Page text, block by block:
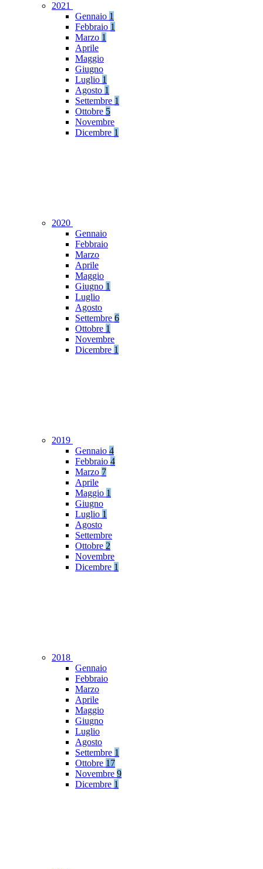
2021
Gennaio 1
Febbraio 1
Marzo 1
Aprile
Maggio
Giugno
Luglio 1
Agosto 1
Settembre 1
Ottobre 5
Novembre
Dicembre 1
2020
Gennaio
Febbraio
Marzo
Aprile
Maggio
Giugno 1
Luglio
Agosto
Settembre 6
Ottobre 1
Novembre
Dicembre 1
2019
Gennaio 4
Febbraio 4
Marzo 7
Aprile
Maggio 1
Giugno
Luglio 1
Agosto
Settembre
Ottobre 2
Novembre
Dicembre 1
2018
Gennaio
Febbraio
Marzo
Aprile
Maggio
Giugno
Luglio
Agosto
Settembre 1
Ottobre 17
Novembre 9
Dicembre 1